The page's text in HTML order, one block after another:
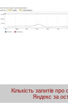
Кількість запитів
Яндекс за